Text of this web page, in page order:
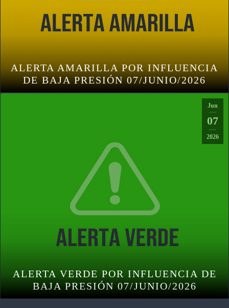
ALERTA AMARILLA POR INFLUENCIA
DE BAJA PRESIÓN 07/JUNIO/2026
Jun
07
2026
ALERTA VERDE POR INFLUENCIA DE
BAJA PRESIÓN 07/JUNIO/2026